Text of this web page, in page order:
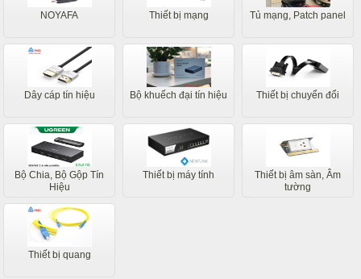
NOYAFA Thiết bị mạng Tủ mạng, Patch panel
Dây cáp tín hiệu Bộ khuếch đại tín hiệu Thiết bị chuyển đổi
Bộ Chia, Bộ Gộp Tín
Hiệu
Thiết bị máy tính
Thiết bị âm sàn, Âm
tường
Thiết bị quang